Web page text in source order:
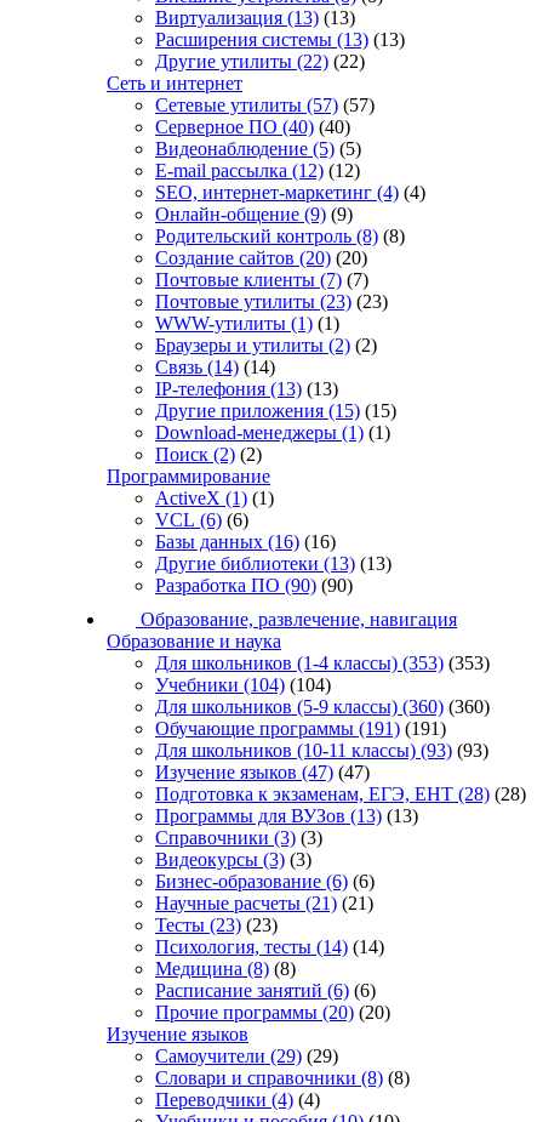
Виртуализация (13) (13)
Расширения системы (13) (13)
Другие утилиты (22) (22)
Сеть и интернет
Сетевые утилиты (57) (57)
Серверное ПО (40) (40)
Видеонаблюдение (5) (5)
E-mail рассылка (12) (12)
SEO, интернет-маркетинг (4) (4)
Онлайн-общение (9) (9)
Родительский контроль (8) (8)
Создание сайтов (20) (20)
Почтовые клиенты (7) (7)
Почтовые утилиты (23) (23)
WWW-утилиты (1) (1)
Браузеры и утилиты (2) (2)
Связь (14) (14)
IP-телефония (13) (13)
Другие приложения (15) (15)
Download-менеджеры (1) (1)
Поиск (2) (2)
Программирование
ActiveX (1) (1)
VCL (6) (6)
Базы данных (16) (16)
Другие библиотеки (13) (13)
Разработка ПО (90) (90)
Образование, развлечение, навигация
Образование и наука
Для школьников (1-4 классы) (353) (353)
Учебники (104) (104)
Для школьников (5-9 классы) (360) (360)
Обучающие программы (191) (191)
Для школьников (10-11 классы) (93) (93)
Изучение языков (47) (47)
Подготовка к экзаменам, ЕГЭ, ЕНТ (28) (28)
Программы для ВУЗов (13) (13)
Справочники (3) (3)
Видеокурсы (3) (3)
Бизнес-образование (6) (6)
Научные расчеты (21) (21)
Тесты (23) (23)
Психология, тесты (14) (14)
Медицина (8) (8)
Расписание занятий (6) (6)
Прочие программы (20) (20)
Изучение языков
Самоучители (29) (29)
Словари и справочники (8) (8)
Переводчики (4) (4)